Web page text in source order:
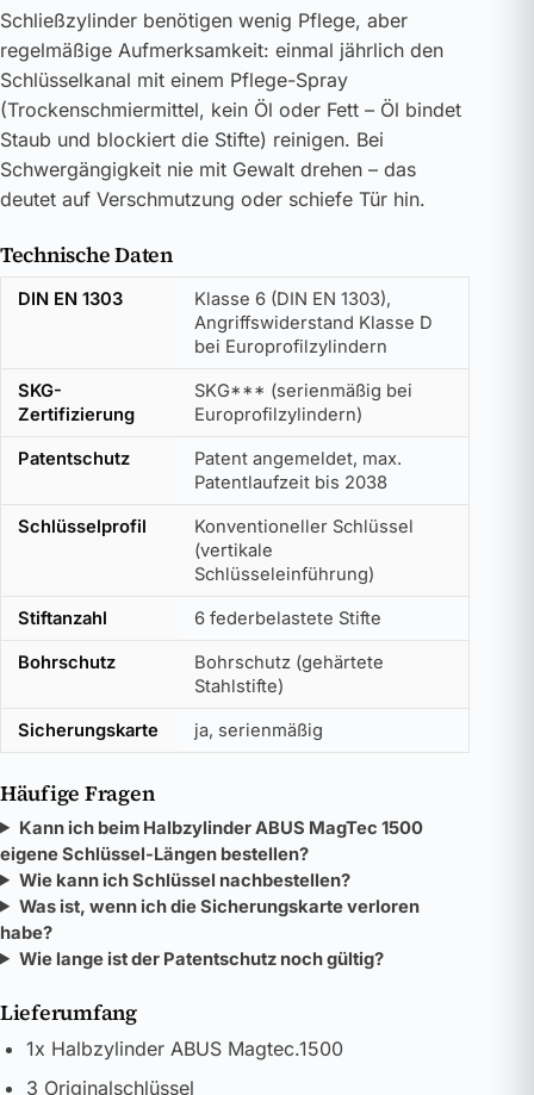
Schließzylinder benötigen wenig Pflege, aber
regelmäßige Aufmerksamkeit: einmal jährlich den
Schlüsselkanal mit einem Pflege-Spray
(Trockenschmiermittel, kein Öl oder Fett – Öl bindet
Staub und blockiert die Stifte) reinigen. Bei
Schwergängigkeit nie mit Gewalt drehen – das
deutet auf Verschmutzung oder schiefe Tür hin.
Technische Daten
DIN EN 1303
Klasse 6 (DIN EN 1303),
Angriffswiderstand Klasse D
bei Europrofilzylindern
SKG-
Zertifizierung
SKG*** (serienmäßig bei
Europrofilzylindern)
Patentschutz
Patent angemeldet, max.
Patentlaufzeit bis 2038
Schlüsselprofil
Konventioneller Schlüssel
(vertikale
Schlüsseleinführung)
Stiftanzahl 6 federbelastete Stifte
Bohrschutz
Bohrschutz (gehärtete
Stahlstifte)
Sicherungskarte ja, serienmäßig
Häufige Fragen
Kann ich beim Halbzylinder ABUS MagTec 1500
eigene Schlüssel-Längen bestellen?
Wie kann ich Schlüssel nachbestellen?
Was ist, wenn ich die Sicherungskarte verloren
habe?
Wie lange ist der Patentschutz noch gültig?
Lieferumfang
1x Halbzylinder ABUS Magtec.1500
3 Originalschlüssel